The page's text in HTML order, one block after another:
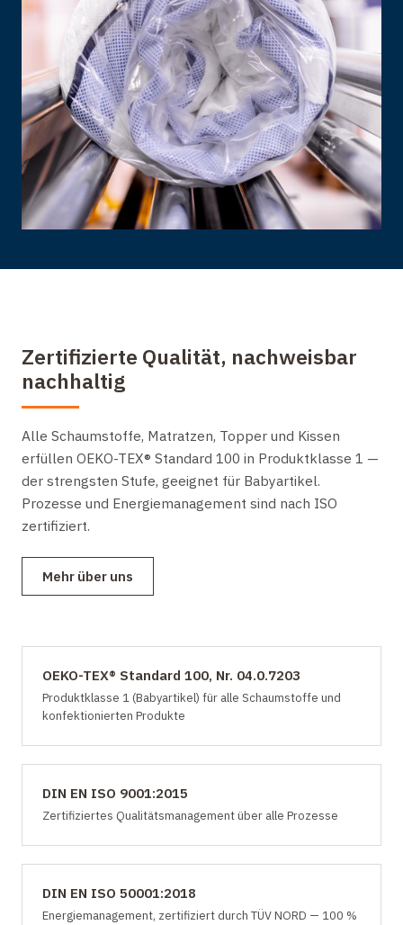
Zertifizierte Qualität, nachweisbar
nachhaltig
Alle Schaumstoffe, Matratzen, Topper und Kissen
erfüllen OEKO-TEX® Standard 100 in Produktklasse 1 —
der strengsten Stufe, geeignet für Babyartikel.
Prozesse und Energiemanagement sind nach ISO
zertifiziert.
Mehr über uns
OEKO-TEX® Standard 100, Nr. 04.0.7203
Produktklasse 1 (Babyartikel) für alle Schaumstoffe und
konfektionierten Produkte
DIN EN ISO 9001:2015
Zertifiziertes Qualitätsmanagement über alle Prozesse
DIN EN ISO 50001:2018
Energiemanagement, zertifiziert durch TÜV NORD — 100 %